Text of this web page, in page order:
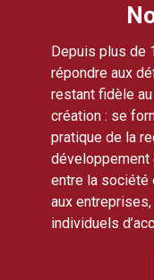
Depuis plus de
répondre aux
restant fidèle
création : se
pratique de la
entre la société
aux
individuels